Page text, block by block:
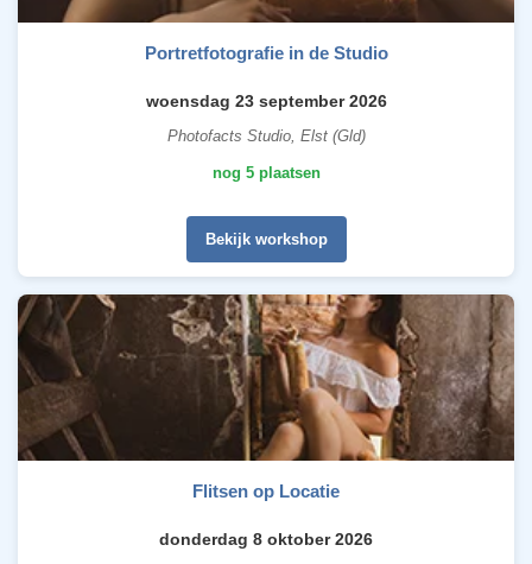
Portretfotografie in de Studio
woensdag 23 september 2026
Photofacts Studio, Elst (Gld)
nog 5 plaatsen
Bekijk workshop
Flitsen op Locatie
donderdag 8 oktober 2026